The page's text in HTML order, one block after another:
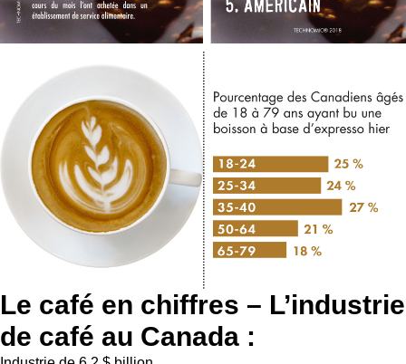
Le café en chiffres – L’industrie
de café au Canada :